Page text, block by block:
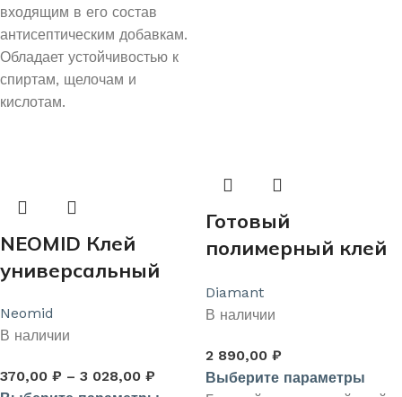
входящим в его состав
антисептическим добавкам.
Обладает устойчивостью к
спиртам, щелочам и
кислотам.
NEOMID Клей
универсальный
Neomid
В наличии
370,00 ₽ – 3 028,00 ₽
Готовый
полимерный клей
керамогранита
LVL.300Т
Diamant
В наличии
2 890,00 ₽
Выберите параметры